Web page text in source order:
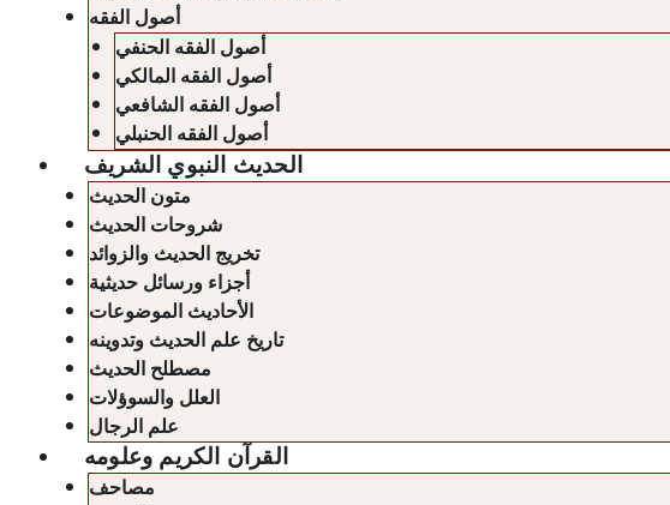
أصول الفقه
أصول الفقه الحنفي
أصول الفقه المالكي
أصول الفقه الشافعي
أصول الفقه الحنبلي
الحديث النبوي الشريف
متون الحديث
شروحات الحديث
تخريج الحديث والزوائد
أجزاء ورسائل حديثية
الأحاديث الموضوعات
تاريخ علم الحديث وتدوينه
مصطلح الحديث
العلل والسوؤلات
علم الرجال
القرآن الكريم وعلومه
مصاحف